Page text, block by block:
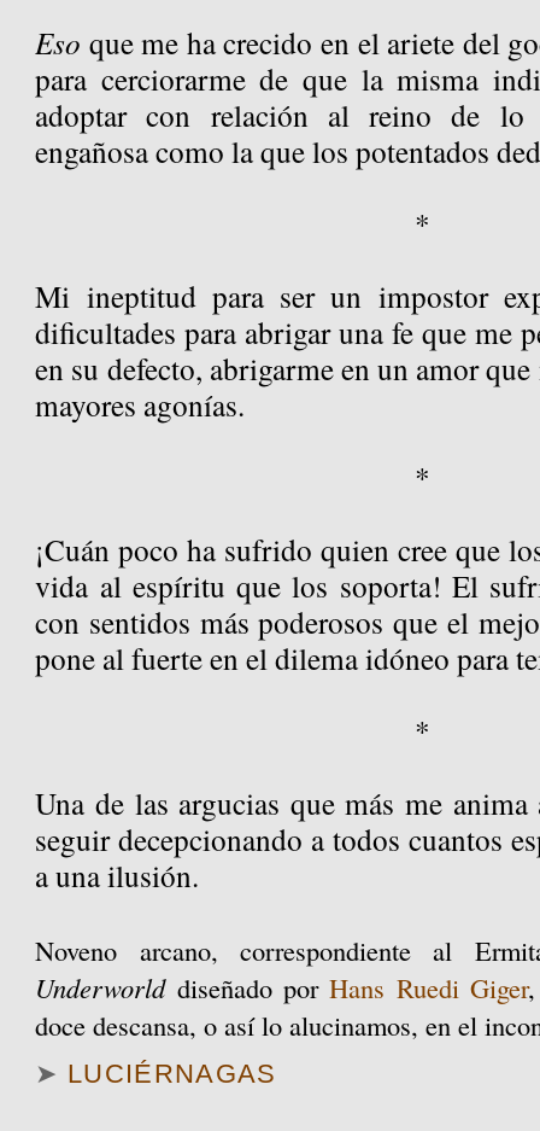
Eso que me ha crecido en el ariete del
para cerciorarme de que la misma
adoptar con relación al reino de lo
engañosa como la que los potentados
*
Mi ineptitud para ser un impostor
dificultades para abrigar una fe que me
en su defecto, abrigarme en un amor
mayores agonías.
*
¡Cuán poco ha sufrido quien cree que
vida al espíritu que los soporta! El
con sentidos más poderosos que el
pone al fuerte en el dilema idóneo para
*
Una de las argucias que más me
seguir decepcionando a todos cuantos
a una ilusión.
Noveno arcano, correspondiente al
Underworlddiseñado porHans Ruedi Giger
doce descansa, o así lo alucinamos, en el
➤ LUCIÉRNAGAS